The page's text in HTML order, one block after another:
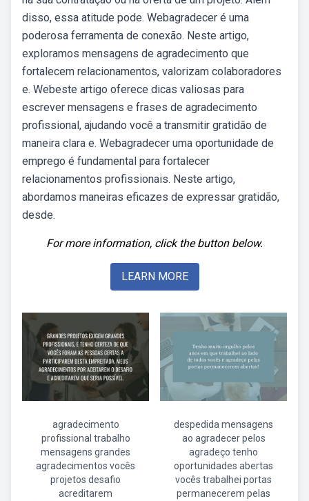
disso, essa atitude pode. Webagradecer é uma
poderosa ferramenta de conexão. Neste artigo,
exploramos mensagens de agradecimento que
fortalecem relacionamentos, valorizam colaboradores
e. Webeste artigo oferece dicas valiosas para
escrever mensagens e frases de agradecimento
profissional, ajudando você a transmitir gratidão de
maneira clara e. Webagradecer uma oportunidade de
emprego é fundamental para fortalecer
relacionamentos profissionais. Neste artigo,
abordamos maneiras eficazes de expressar gratidão,
desde.
For more information, click the button below.
LEARN MORE
agradecimento
profissional trabalho
mensagens grandes
agradecimentos vocês
projetos desafio
acreditarem
despedida mensagens
ao agradecer pelos
agradeço tenho
oportunidades abertas
vocês trabalhei portas
permanecerem pelas